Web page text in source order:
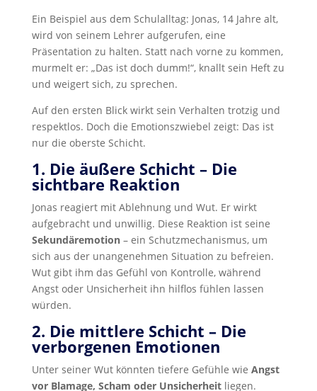
Ein Beispiel aus dem Schulalltag: Jonas, 14 Jahre alt,
wird von seinem Lehrer aufgerufen, eine
Präsentation zu halten. Statt nach vorne zu kommen,
murmelt er: „Das ist doch dumm!“, knallt sein Heft zu
und weigert sich, zu sprechen.
Auf den ersten Blick wirkt sein Verhalten trotzig und
respektlos. Doch die Emotionszwiebel zeigt: Das ist
nur die oberste Schicht.
1. Die äußere Schicht – Die
sichtbare Reaktion
Jonas reagiert mit Ablehnung und Wut. Er wirkt
aufgebracht und unwillig. Diese Reaktion ist seine
Sekundäremotion– ein Schutzmechanismus, um
sich aus der unangenehmen Situation zu befreien.
Wut gibt ihm das Gefühl von Kontrolle, während
Angst oder Unsicherheit ihn hilflos fühlen lassen
würden.
2. Die mittlere Schicht – Die
verborgenen Emotionen
Unter seiner Wut könnten tiefere Gefühle wie Angst
vor Blamage, Scham oder Unsicherheitliegen.